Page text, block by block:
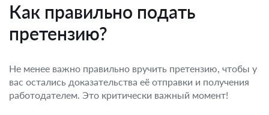
Как правильно подать
претензию?
Не менее важно правильно вручить претензию, чтобы у
вас остались доказательства её отправки и получения
работодателем. Это критически важный момент!